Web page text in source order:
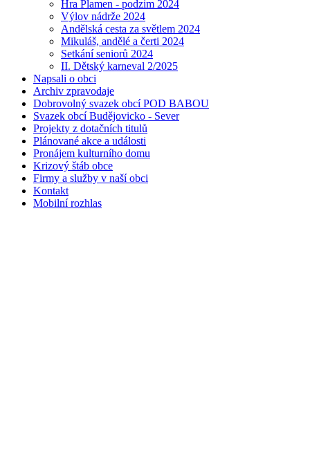
Hra Plamen - podzim 2024
Výlov nádrže 2024
Andělská cesta za světlem 2024
Mikuláš, andělé a čerti 2024
Setkání seniorů 2024
II. Dětský karneval 2/2025
Napsali o obci
Archiv zpravodaje
Dobrovolný svazek obcí POD BABOU
Svazek obcí Budějovicko - Sever
Projekty z dotačních titulů
Plánované akce a události
Pronájem kulturního domu
Krizový štáb obce
Firmy a služby v naší obci
Kontakt
Mobilní rozhlas